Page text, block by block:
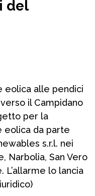
del
eolica alle pendici
il Campidano
per la
eolica da parte
s.r.l. nei
Narbolia, San Vero
L’allarme lo lancia